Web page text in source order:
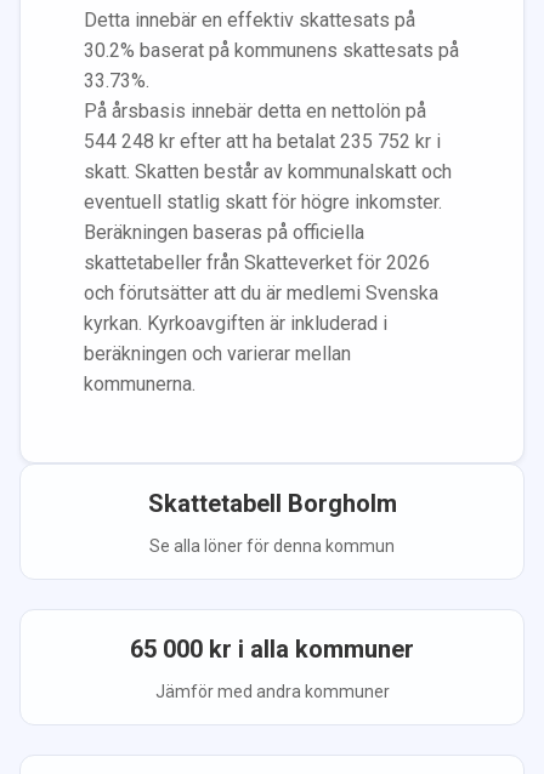
Detta innebär en effektiv skattesats på
30.2% baserat på kommunens skattesats på
33.73%.
På årsbasis innebär detta en nettolön på
544 248 kr efter att ha betalat 235 752 kr i
skatt. Skatten består av kommunalskatt och
eventuell statlig skatt för högre inkomster.
Beräkningen baseras på officiella
skattetabeller från Skatteverket för 2026
och förutsätter att du är medlemi Svenska
kyrkan. Kyrkoavgiften är inkluderad i
beräkningen och varierar mellan
kommunerna.
Skattetabell Borgholm
Se alla löner för denna kommun
65 000 kr i alla kommuner
Jämför med andra kommuner